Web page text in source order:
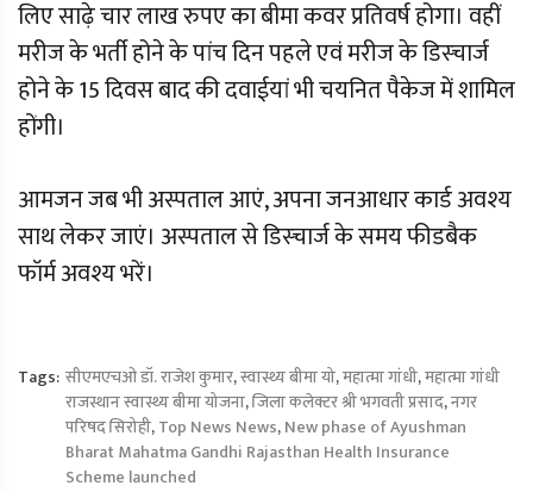
लिए साढ़े चार लाख रुपए का बीमा कवर प्रतिवर्ष होगा। वहीं
मरीज के भर्ती होने के पांच दिन पहले एवं मरीज के डिस्चार्ज
होने के 15 दिवस बाद की दवाईयां भी चयनित पैकेज में शामिल
होंगी।
आमजन जब भी अस्पताल आएं, अपना जनआधार कार्ड अवश्य
साथ लेकर जाएं। अस्पताल से डिस्चार्ज के समय फीडबैक
फॉर्म अवश्य भरें।
Tags: सीएमएचओ डॉ. राजेश कुमार,स्वास्थ्य बीमा यो,महात्मा गांधी,महात्मा गांधी
राजस्थान स्वास्थ्य बीमा योजना,जिला कलेक्टर श्री भगवती प्रसाद,नगर
परिषद सिरोही,Top News News,New phase of Ayushman
Bharat Mahatma Gandhi Rajasthan Health Insurance
Scheme launched